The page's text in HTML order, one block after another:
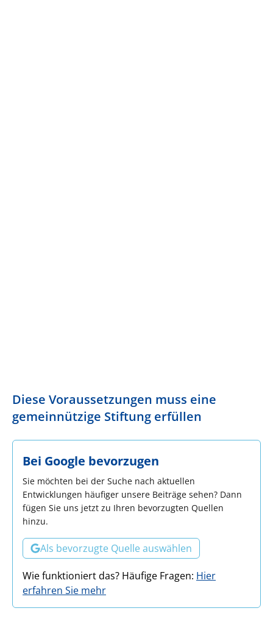
Diese Voraussetzungen muss eine
gemeinnützige Stiftung erfüllen
Bei Google bevorzugen
Sie möchten bei der Suche nach aktuellen
Entwicklungen häufiger unsere Beiträge sehen? Dann
fügen Sie uns jetzt zu Ihren bevorzugten Quellen
hinzu.
Als bevorzugte Quelle auswählen
Wie funktioniert das? Häufige Fragen: Hier
erfahren Sie mehr